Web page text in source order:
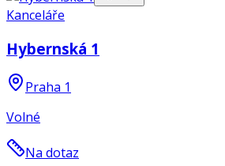
Kanceláře
Hybernská 1
Praha 1
Volné
Na dotaz